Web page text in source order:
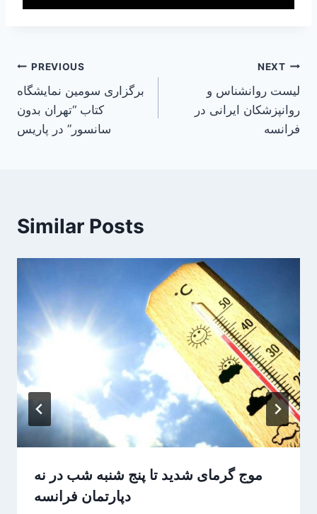
Post
navigation
PREVIOUS
برگزاری سومین نمایشگاه
کتاب “تهران بدون
سانسور” در پاریس
NEXT
لیست روانشناس و
روانپزشکان ایرانی در
فرانسه
Similar Posts
موج گرمای شدید تا پنج شنبه شب در نه
دپارتمان فرانسه